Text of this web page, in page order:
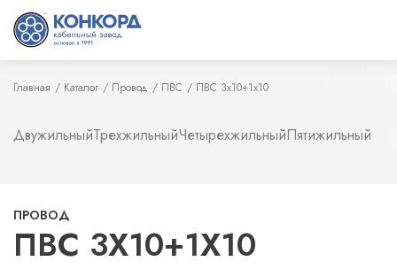
Главная Каталог Провод ПВС ПВС 3х10+1х10
ДвужильныйТрехжильныйЧетырехжильныйПятижильный
ПРОВОД
ПВС 3Х10+1Х10